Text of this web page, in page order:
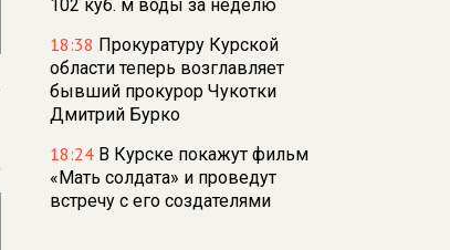
102 куб. м воды за неделю
18:38 Прокуратуру Курской
области теперь возглавляет
бывший прокурор Чукотки
Дмитрий Бурко
18:24 В Курске покажут фильм
«Мать солдата» и проведут
встречу с его создателями